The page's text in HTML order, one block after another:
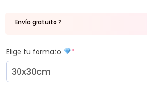
Envío gratuito ?
Elige tu formato *